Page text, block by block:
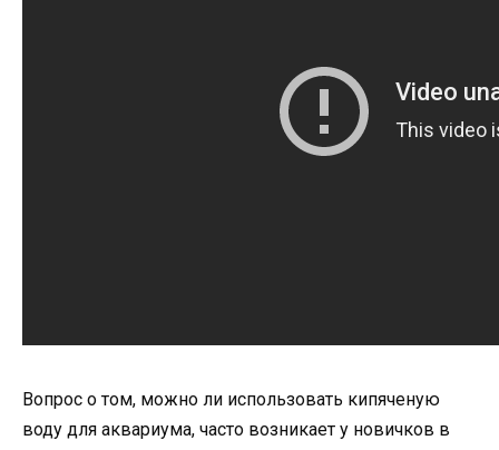
Вопрос о том, можно ли использовать кипяченую
воду для аквариума, часто возникает у новичков в